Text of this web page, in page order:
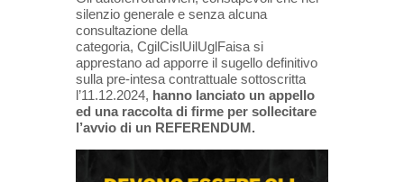
silenzio generale e senza alcuna
consultazione della
categoria, CgilCislUilUglFaisa si
apprestano ad apporre il sugello definitivo
sulla pre-intesa contrattuale sottoscritta
l’11.12.2024, hanno lanciato un appello
ed una raccolta di firme per sollecitare
l’avvio di un REFERENDUM.